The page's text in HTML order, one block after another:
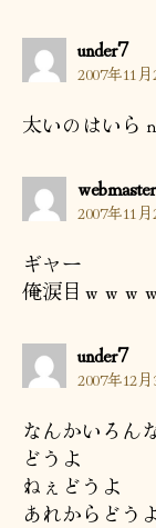
under7の
発
言:
2007年11
太いのはいらｎ
webmaster
2007年11
ギャー
俺涙目ｗｗｗ
under7の
発
言:
2007年12
なんかいろん
どうよ
ねぇどうよ
あれからどう